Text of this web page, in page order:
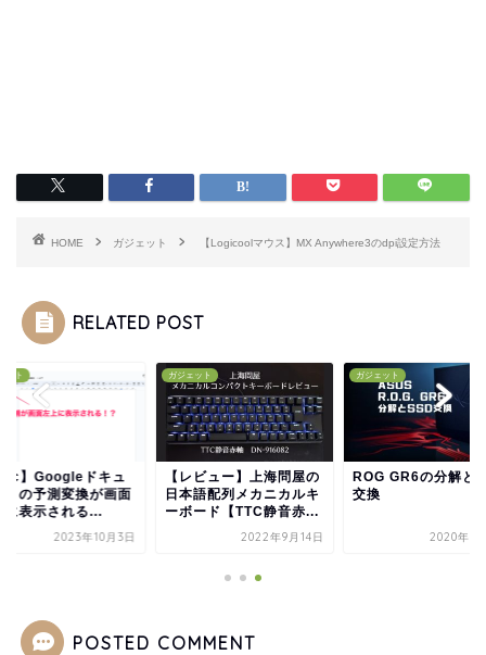
HOME ガジェット 【Logicoolマウス】MX Anywhere3のdpi設定方法
RELATED POST
ット
】Googleドキュ
トの予測変換が画面
に表示される...
2023年10月3日
ガジェット
【レビュー】上海問屋の
日本語配列メカニカルキ
ーボード【TTC静音赤...
2022年9月14日
ガジェット
ROG GR6の分解と
交換
2020年3
POSTED COMMENT